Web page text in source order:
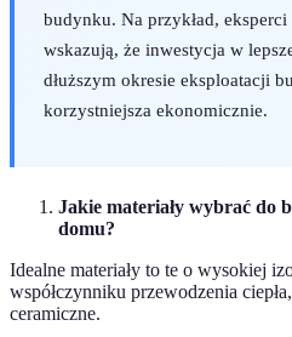
budynku. Na przykład, eksperci
wskazują, że inwestycja w
dłuższym okresie eksploatacji
korzystniejsza ekonomicznie.
Jakie materiały wybrać do
domu?
Idealne materiały to te o wysokiej
współczynniku przewodzenia
ceramiczne.